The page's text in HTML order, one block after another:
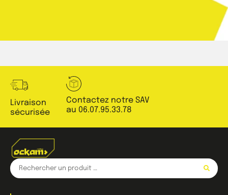
Livraison
sécurisée
Contactez notre SAV
au 06.07.95.33.78